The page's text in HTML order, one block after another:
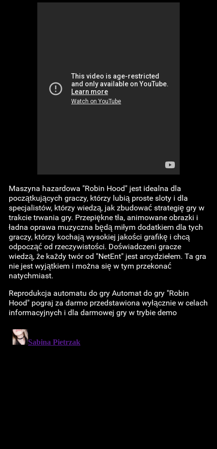
Maszyna hazardowa "Robin Hood" jest idealna dla
początkujących graczy, którzy lubią proste sloty i dla
specjalistów, którzy wiedzą, jak zbudować strategię gry w
trakcie trwania gry. Przepiękne tła, animowane obrazki i
ładna oprawa muzyczna będą miłym dodatkiem dla tych
graczy, którzy kochają wysokiej jakości grafikę i chcą
odpocząć od rzeczywistości. Doświadczeni gracze
wiedzą, że każdy twór od "NetEnt" jest arcydziełem. Ta gra
nie jest wyjątkiem i można się w tym przekonać
natychmiast.
Reprodukcja automatu do gry Automat do gry "Robin
Hood" pograj za darmo przedstawiona wyłącznie w celach
informacyjnych i dla darmowej gry w trybie demo